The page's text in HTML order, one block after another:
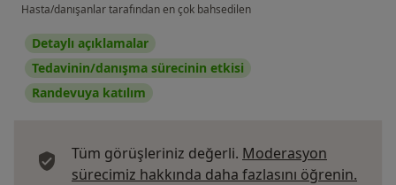
Hasta/danışanlar tarafından en çok bahsedilen
Detaylı açıklamalar
Tedavinin/danışma sürecinin etkisi
Randevuya katılım
Tüm görüşleriniz değerli. Moderasyon
sürecimiz hakkında daha fazlasını öğrenin.